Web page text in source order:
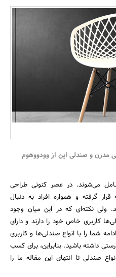
بانک، بیمه و سرمایه
مدرن و صندلی اپن از وودووهوم
می‌شوند. در عصر کنونی طراحی
گرفته و همواره افراد به دنبال
ولی نکته‌ای که در این میان وجود
کاربری خاص خود را دارند و دارای
شما را با انواع صندلی‌ها و کاربری
داشته باشید. بنابراین، برای کسب
صندلی تا انتهای این مقاله ما را